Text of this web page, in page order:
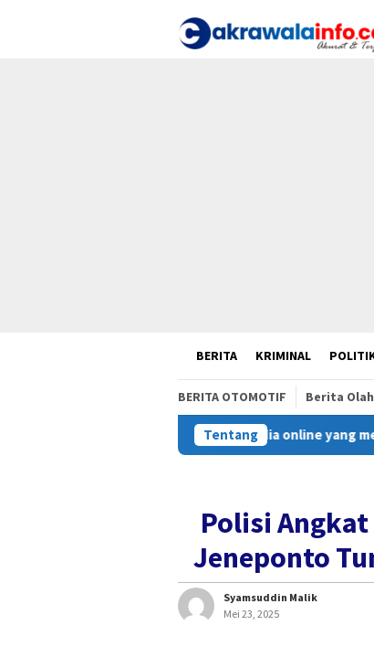
HOMEBERITA KRIMINAL
BERITA OTOMOTIF Berita
Tentang
hadir sebagai media online yang
Polisi Angkat
Jeneponto
Syamsuddin Malik
Mei 23, 2025